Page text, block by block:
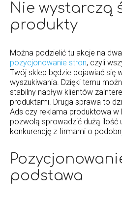
Nie wystarczą
produkty
Można podzielić tu akcje na
pozycjonowanie stron, czyli
Twój sklep będzie pojawiać się
wyszukiwania. Dzięki temu
stabilny napływ klientów
produktami. Druga sprawa to
Ads czy reklama produktowa w
pozwolą sprowadzić dużą ilość
konkurencję z firmami o
podstawa